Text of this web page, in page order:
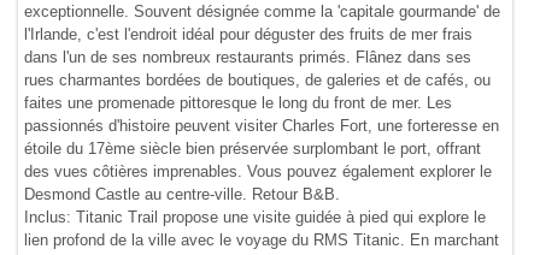
exceptionnelle. Souvent désignée comme la 'capitale gourmande' de
l'Irlande, c'est l'endroit idéal pour déguster des fruits de mer frais
dans l'un de ses nombreux restaurants primés. Flânez dans ses
rues charmantes bordées de boutiques, de galeries et de cafés, ou
faites une promenade pittoresque le long du front de mer. Les
passionnés d'histoire peuvent visiter Charles Fort, une forteresse en
étoile du 17ème siècle bien préservée surplombant le port, offrant
des vues côtières imprenables. Vous pouvez également explorer le
Desmond Castle au centre-ville. Retour B&B.
Inclus: Titanic Trail propose une visite guidée à pied qui explore le
lien profond de la ville avec le voyage du RMS Titanic. En marchant